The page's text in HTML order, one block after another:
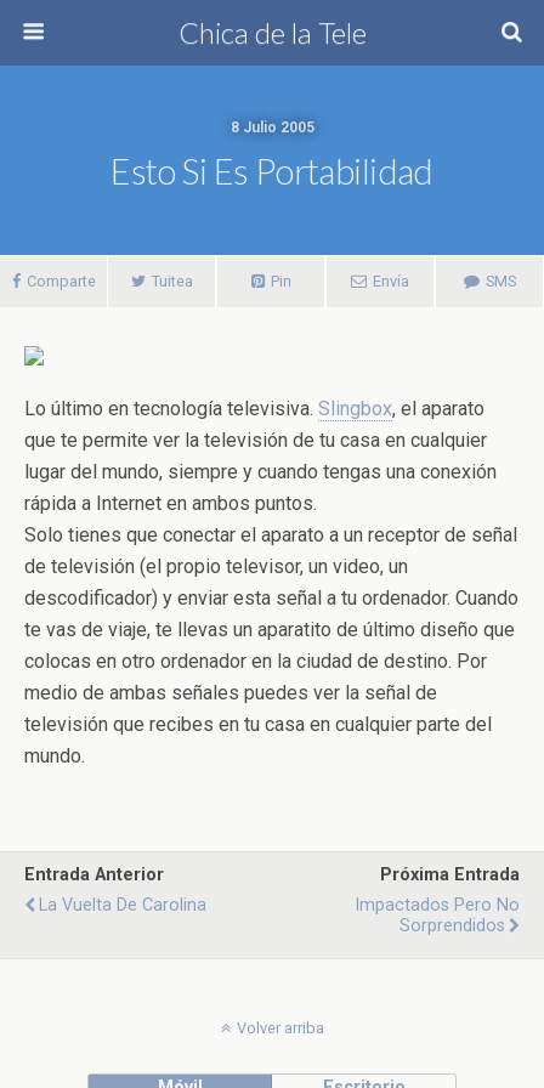
Chica de la Tele
8 Julio 2005
Esto Si Es Portabilidad
Comparte Tuitea Pin Envía SMS
Lo último en tecnología televisiva. Slingbox, el aparato
que te permite ver la televisión de tu casa en cualquier
lugar del mundo, siempre y cuando tengas una conexión
rápida a Internet en ambos puntos.
Solo tienes que conectar el aparato a un receptor de señal
de televisión (el propio televisor, un video, un
descodificador) y enviar esta señal a tu ordenador. Cuando
te vas de viaje, te llevas un aparatito de último diseño que
colocas en otro ordenador en la ciudad de destino. Por
medio de ambas señales puedes ver la señal de
televisión que recibes en tu casa en cualquier parte del
mundo.
Entrada Anterior
La Vuelta De Carolina
Próxima Entrada
Impactados Pero No
Sorprendidos
Volver arriba